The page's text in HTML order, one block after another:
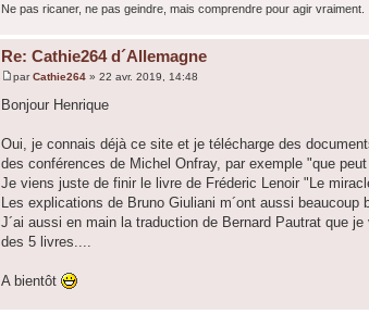
Ne pas ricaner, ne pas geindre, mais comprendre pour agir vraiment.
Re: Cathie264 d´Allemagne
M
s
g
e
parCathie264 » 22 avr. 2019, 14:48
Bonjour Henrique
Oui, je connais déjà ce site et je télécharge des
des conférences de Michel Onfray, par exemple "que
Je viens juste de finir le livre de Fréderic Lenoir "Le
Les explications de Bruno Giuliani m´ont aussi beaucoup
J´ai aussi en main la traduction de Bernard Pautrat que
des 5 livres....
A bientôt